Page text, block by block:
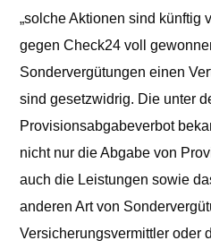
„solche Aktionen sind künftig
gegen Check24 voll
Sondervergütungen einen
sind gesetzwidrig. Die unter
Provisionsabgabeverbot
nicht nur die Abgabe von
auch die Leistungen sowie
anderen Art von
Versicherungsvermittler oder